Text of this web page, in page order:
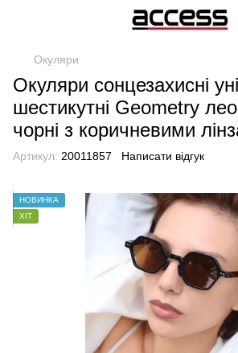
Окуляри
Окуляри сонцезахисні
шестикутні Geometry
чорні з коричневими
Артикул: 20011857 Написати відгук
НОВИНКА
ХІТ